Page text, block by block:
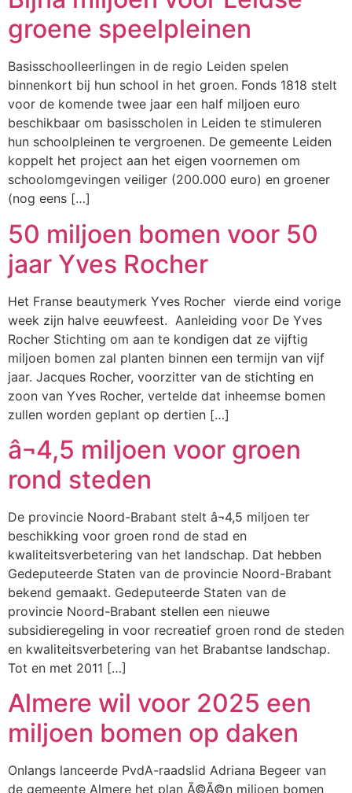
groene speelpleinen
Basisschoolleerlingen in de regio Leiden spelen
binnenkort bij hun school in het groen. Fonds 1818 stelt
voor de komende twee jaar een half miljoen euro
beschikbaar om basisscholen in Leiden te stimuleren
hun schoolpleinen te vergroenen. De gemeente Leiden
koppelt het project aan het eigen voornemen om
schoolomgevingen veiliger (200.000 euro) en groener
(nog eens […]
50 miljoen bomen voor 50
jaar Yves Rocher
Het Franse beautymerk Yves Rocher vierde eind vorige
week zijn halve eeuwfeest. Aanleiding voor De Yves
Rocher Stichting om aan te kondigen dat ze vijftig
miljoen bomen zal planten binnen een termijn van vijf
jaar. Jacques Rocher, voorzitter van de stichting en
zoon van Yves Rocher, vertelde dat inheemse bomen
zullen worden geplant op dertien […]
â¬4,5 miljoen voor groen
rond steden
De provincie Noord-Brabant stelt â¬4,5 miljoen ter
beschikking voor groen rond de stad en
kwaliteitsverbetering van het landschap. Dat hebben
Gedeputeerde Staten van de provincie Noord-Brabant
bekend gemaakt. Gedeputeerde Staten van de
provincie Noord-Brabant stellen een nieuwe
subsidieregeling in voor recreatief groen rond de steden
en kwaliteitsverbetering van het Brabantse landschap.
Tot en met 2011 […]
Almere wil voor 2025 een
miljoen bomen op daken
Onlangs lanceerde PvdA-raadslid Adriana Begeer van
de gemeente Almere het plan Ã©Ã©n miljoen bomen